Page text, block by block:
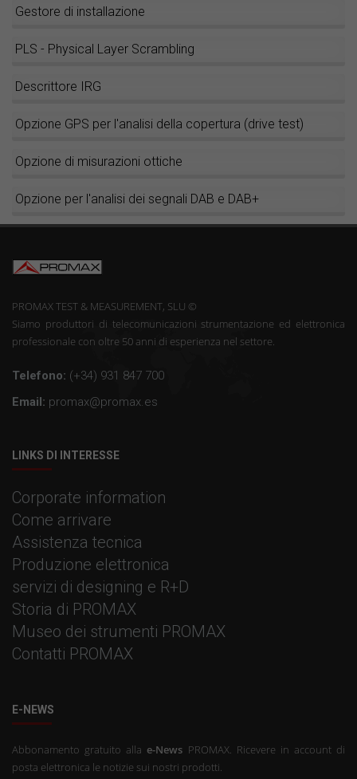
Gestore di installazione
PLS - Physical Layer Scrambling
Descrittore IRG
Opzione GPS per l'analisi della copertura (drive test)
Opzione di misurazioni ottiche
Opzione per l'analisi dei segnali DAB e DAB+
PROMAX TEST & MEASUREMENT, SLU ©
Siamo produttori di telecomunicazioni strumentazione ed elettronica
professionale con oltre 50 anni di esperienza nel settore.
Telefono: (+34) 931 847 700
Email: promax@promax.es
LINKS DI INTERESSE
Corporate information
Come arrivare
Assistenza tecnica
Produzione elettronica
servizi di designing e R+D
Storia di PROMAX
Museo dei strumenti PROMAX
Contatti PROMAX
E-NEWS
Abbonamento gratuito alla e-News PROMAX. Ricevere in account di
posta elettronica le notizie sui nostri prodotti.